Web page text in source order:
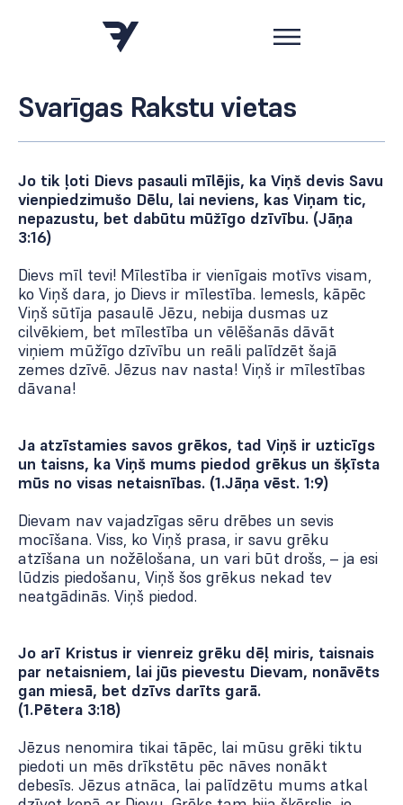
Svarīgas Rakstu vietas
Jo tik ļoti Dievs pasauli mīlējis, ka Viņš devis Savu
vienpiedzimušo Dēlu, lai neviens, kas Viņam tic,
nepazustu, bet dabūtu mūžīgo dzīvību. (Jāņa
3:16)
Dievs mīl tevi! Mīlestība ir vienīgais motīvs visam,
ko Viņš dara, jo Dievs ir mīlestība. Iemesls, kāpēc
Viņš sūtīja pasaulē Jēzu, nebija dusmas uz
cilvēkiem, bet mīlestība un vēlēšanās dāvāt
viņiem mūžīgo dzīvību un reāli palīdzēt šajā
zemes dzīvē. Jēzus nav nasta! Viņš ir mīlestības
dāvana!
Ja atzīstamies savos grēkos, tad Viņš ir uzticīgs
un taisns, ka Viņš mums piedod grēkus un šķīsta
mūs no visas netaisnības. (1.Jāņa vēst. 1:9)
Dievam nav vajadzīgas sēru drēbes un sevis
mocīšana. Viss, ko Viņš prasa, ir savu grēku
atzīšana un nožēlošana, un vari būt drošs, – ja esi
lūdzis piedošanu, Viņš šos grēkus nekad tev
neatgādinās. Viņš piedod.
Jo arī Kristus ir vienreiz grēku dēļ miris, taisnais
par netaisniem, lai jūs pievestu Dievam, nonāvēts
gan miesā, bet dzīvs darīts garā.
(1.Pētera 3:18)
Jēzus nenomira tikai tāpēc, lai mūsu grēki tiktu
piedoti un mēs drīkstētu pēc nāves nonākt
debesīs. Jēzus atnāca, lai palīdzētu mums atkal